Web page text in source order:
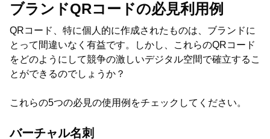
ブランドQRコードの必見利用例
QRコード、特に個人的に作成されたものは、ブランドに
とって間違いなく有益です。しかし、これらのQRコード
をどのようにして競争の激しいデジタル空間で確立するこ
とができるのでしょうか？
これらの5つの必見の使用例をチェックしてください。
バーチャル名刺